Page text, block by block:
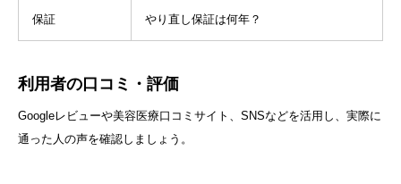
保証 やり直し保証は何年？
利用者の口コミ・評価
Googleレビューや美容医療口コミサイト、SNSなどを活用し、実際に
通った人の声を確認しましょう。